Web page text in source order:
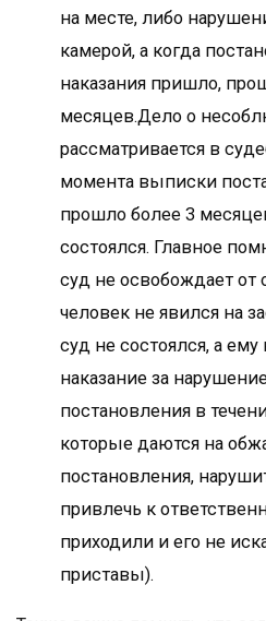
на месте, либо
камерой, а когда
наказания пришло,
месяцев.Дело о
рассматривается в
момента выписки
прошло более 3
состоялся. Главное
суд не освобождает от
человек не явился на
суд не состоялся, а
наказание за
постановления в
которые даются на
постановления,
привлечь к
приходили и его не
приставы).